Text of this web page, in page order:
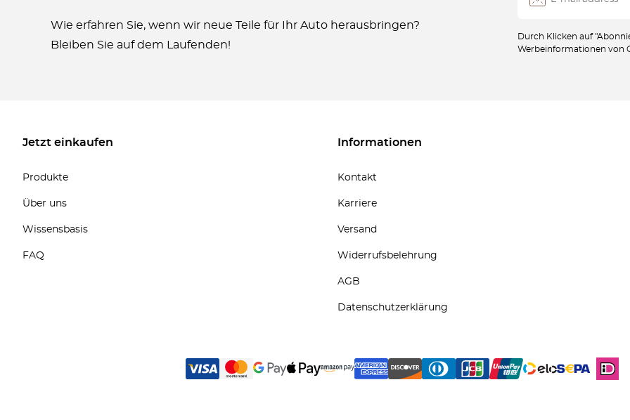
Wie erfahren Sie, wenn wir neue Teile für Ihr Auto herausbringen?
Bleiben Sie auf dem Laufenden!
Durch Klicken auf
Werbeinformationen von
Jetzt einkaufen
Produkte
Über uns
Wissensbasis
FAQ
Informationen
Kontakt
Karriere
Versand
Widerrufsbelehrung
AGB
Datenschutzerklärung